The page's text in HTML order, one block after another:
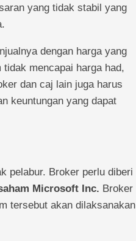
yang tidak stabil yang
dengan harga yang
mencapai harga had,
dan caj lain juga harus
keuntungan yang dapat
pelabur. Broker perlu diberi
Microsoft Inc. Broker
tersebut akan dilaksanakan